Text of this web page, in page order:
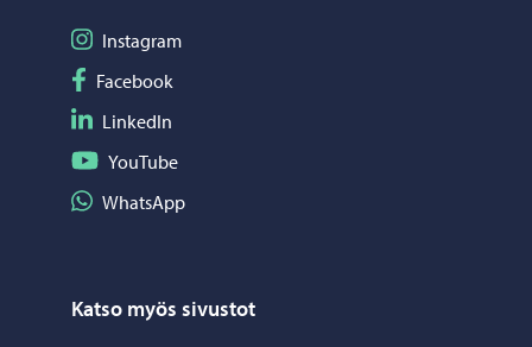
Seuraa Instagram
Instagram
Seuraa Facebook
Facebook
Seuraa LinkedIn
LinkedIn
Seuraa YouTube
YouTube
Jaa WhatsApp
WhatsApp
Katso myös sivustot